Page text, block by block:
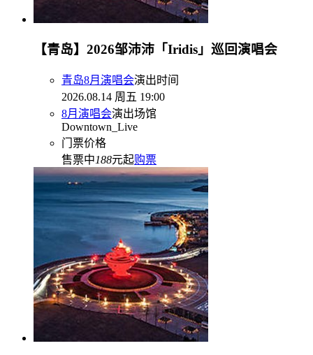
【青岛】2026邹沛沛「Iridis」巡回演唱会
青岛8月演唱会演出时间
2026.08.14 周五 19:00
8月演唱会演出场馆
Downtown_Live
门票价格
售票中188元起购票